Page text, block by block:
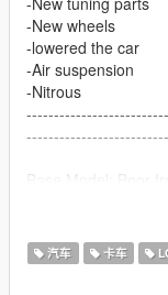
-New wheels
-lowered the car
-Air suspension
-Nitrous
1. copy boorbc
汽车 卡车